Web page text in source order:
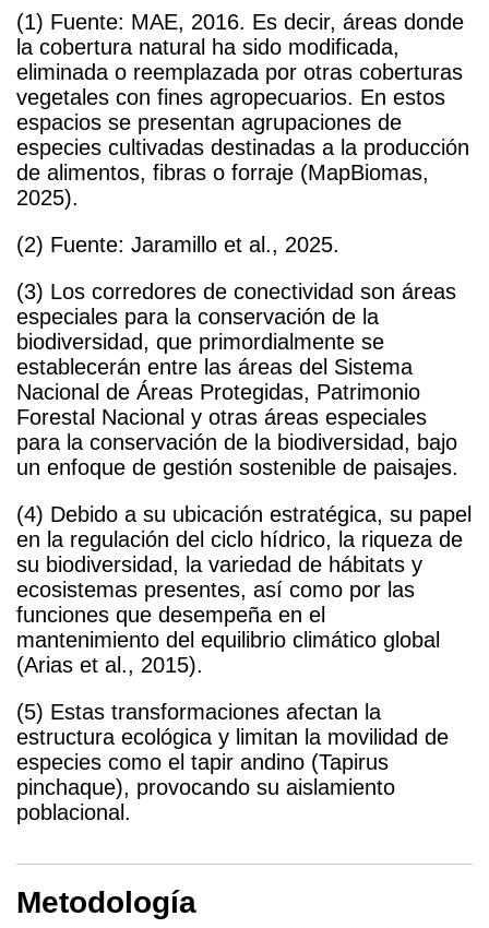
(1) Fuente: MAE, 2016. Es decir, áreas donde
la cobertura natural ha sido modificada,
eliminada o reemplazada por otras coberturas
vegetales con fines agropecuarios. En estos
espacios se presentan agrupaciones de
especies cultivadas destinadas a la producción
de alimentos, fibras o forraje (MapBiomas,
2025).
(2) Fuente: Jaramillo et al., 2025.
(3) Los corredores de conectividad son áreas
especiales para la conservación de la
biodiversidad, que primordialmente se
establecerán entre las áreas del Sistema
Nacional de Áreas Protegidas, Patrimonio
Forestal Nacional y otras áreas especiales
para la conservación de la biodiversidad, bajo
un enfoque de gestión sostenible de paisajes.
(4) Debido a su ubicación estratégica, su papel
en la regulación del ciclo hídrico, la riqueza de
su biodiversidad, la variedad de hábitats y
ecosistemas presentes, así como por las
funciones que desempeña en el
mantenimiento del equilibrio climático global
(Arias et al., 2015).
(5) Estas transformaciones afectan la
estructura ecológica y limitan la movilidad de
especies como el tapir andino (Tapirus
pinchaque), provocando su aislamiento
poblacional.
Metodología